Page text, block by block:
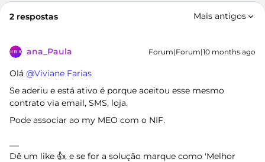
2 respostas Mais antigos
ana_Paula Forum|Forum|10 months ago
Olá ​ @Viviane Farias
Se aderiu e está ativo é porque aceitou esse mesmo
contrato via email, SMS, loja.
Pode associar ao my MEO com o NIF.
Dê um like 👍, e se for a solução marque como 'Melhor